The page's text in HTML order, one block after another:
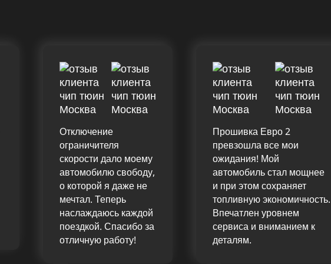
Отключение
ограничителя
скорости дало моему
автомобилю свободу,
о которой я даже не
мечтал. Теперь
наслаждаюсь каждой
поездкой. Спасибо за
отличную работу!
Прошивка Евро 2
превзошла все мои
ожидания! Мой
автомобиль стал мощнее
и при этом сохраняет
топливную экономичность.
Впечатлен уровнем
сервиса и вниманием к
деталям.